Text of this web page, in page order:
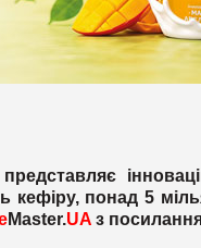
представляє
кефіру, понад 5
Master.UA з